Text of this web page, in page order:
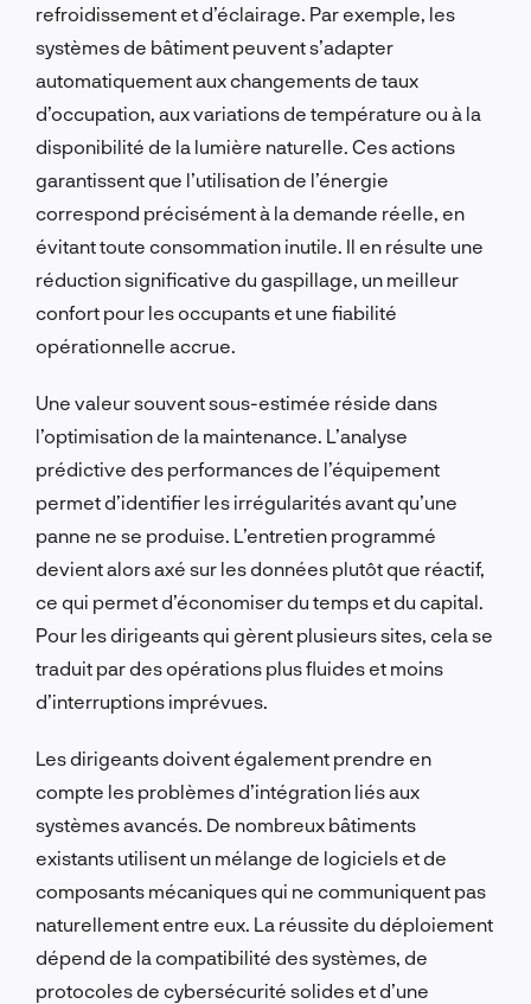
refroidissement et d’éclairage. Par exemple, les
systèmes de bâtiment peuvent s’adapter
automatiquement aux changements de taux
d’occupation, aux variations de température ou à la
disponibilité de la lumière naturelle. Ces actions
garantissent que l’utilisation de l’énergie
correspond précisément à la demande réelle, en
évitant toute consommation inutile. Il en résulte une
réduction significative du gaspillage, un meilleur
confort pour les occupants et une fiabilité
opérationnelle accrue.
Une valeur souvent sous-estimée réside dans
l’optimisation de la maintenance. L’analyse
prédictive des performances de l’équipement
permet d’identifier les irrégularités avant qu’une
panne ne se produise. L’entretien programmé
devient alors axé sur les données plutôt que réactif,
ce qui permet d’économiser du temps et du capital.
Pour les dirigeants qui gèrent plusieurs sites, cela se
traduit par des opérations plus fluides et moins
d’interruptions imprévues.
Les dirigeants doivent également prendre en
compte les problèmes d’intégration liés aux
systèmes avancés. De nombreux bâtiments
existants utilisent un mélange de logiciels et de
composants mécaniques qui ne communiquent pas
naturellement entre eux. La réussite du déploiement
dépend de la compatibilité des systèmes, de
protocoles de cybersécurité solides et d’une